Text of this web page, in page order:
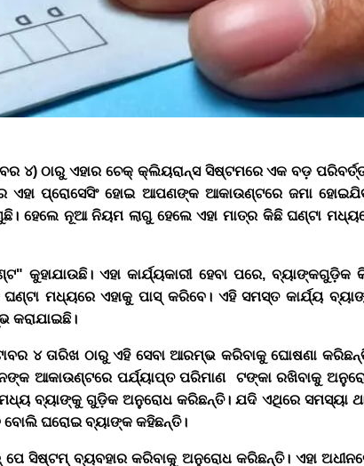
୪)ଠାରୁ ଏହାର ଚେକ୍ କ୍ଲିୟରାନ୍ସ ସିଷ୍ଟମରେ ଏକ ବଡ଼
ଏହା ପ୍ରୋସେସିଂ ହୋଇ ଆପଣଙ୍କ ଆକାଉଣ୍ଟରେ ଜମା
ହେଲେ ନୂଆ ନିୟମ ଲାଗୁ ହେଲେ ଏହା ମାତ୍ର କିଛି ଘଣ୍ଟା
ଏହା କାର୍ଯ୍ୟକାରୀ ହେବା ପରେ, ବ୍ୟାଙ୍କଗୁଡ଼ିକ
ମଧ୍ୟରେ ଏହାକୁ ପାସ୍ କରିବେ। ଏହି ସମସ୍ତ କାର୍ଯ୍ୟ
କରାଯାଇଛି।
୪ ତାରିଖ ଠାରୁ ଏହି ସେବା ଆରମ୍ଭ କରିବାକୁ ଘୋଷଣା
ଆକାଉଣ୍ଟରେ ପର୍ଯ୍ୟାପ୍ତ ପରିମାଣ
ଟଙ୍କା ରଖିବାକୁ
ବ୍ୟାଙ୍କୁ ଗୁଡ଼ିକ ଅନୁରୋଧ କରିଛନ୍ତି। ଯଦି ଏଥିରେ ସମସ୍ୟା
ବୋଲି ଘରୋଇ ବ୍ୟାଙ୍କ କହିଛନ୍ତି।
ସିଷ୍ଟମ୍ ବ୍ୟବହାର କରିବାକୁ ଅନୁରୋଧ କରିଛନ୍ତି। ଏହା